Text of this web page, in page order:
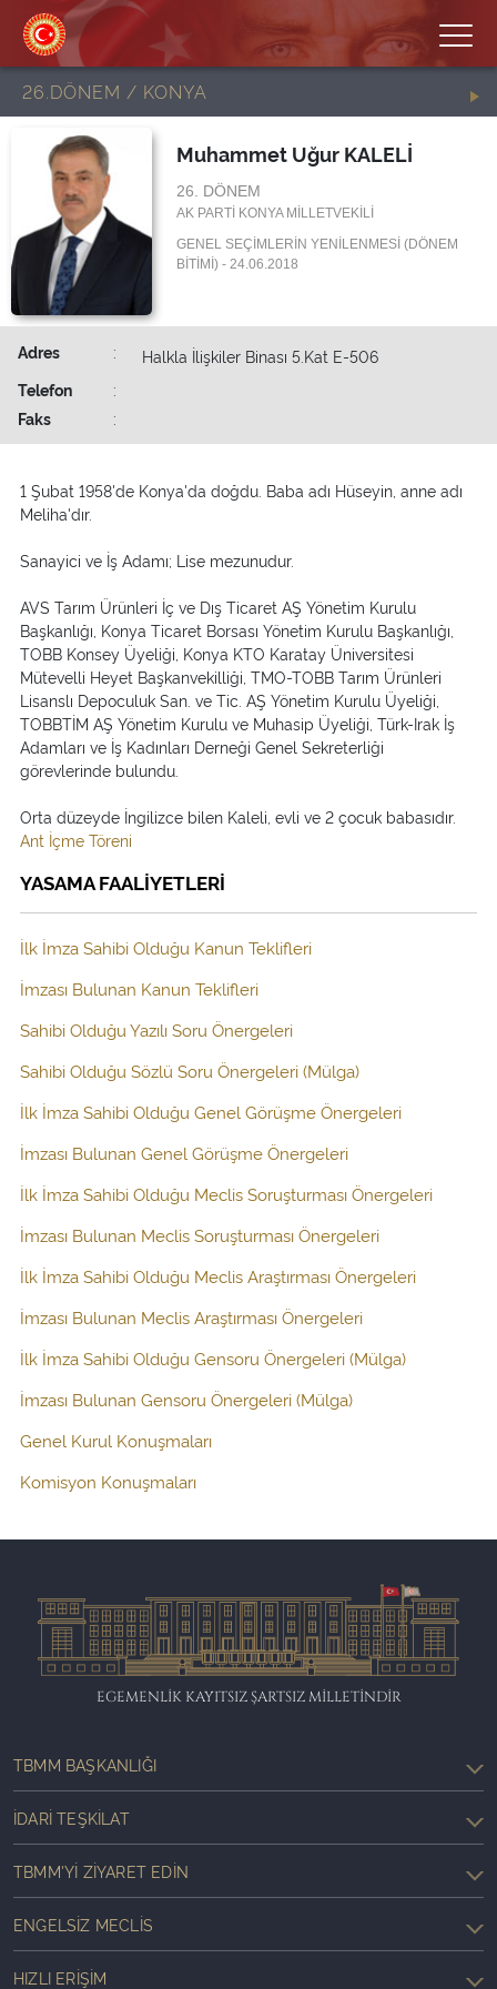
26.DÖNEM / KONYA
Muhammet Uğur KALELİ
26. DÖNEM
AK PARTİ KONYA MİLLETVEKİLİ
GENEL SEÇİMLERİN YENİLENMESİ (DÖNEM
BİTİMİ) - 24.06.2018
Adres :
Halkla İlişkiler Binası 5.Kat E-506
Telefon
:
Faks
:
1 Şubat 1958'de Konya'da doğdu. Baba adı Hüseyin, anne adı
Meliha'dır.
Sanayici ve İş Adamı; Lise mezunudur.
AVS Tarım Ürünleri İç ve Dış Ticaret AŞ Yönetim Kurulu
Başkanlığı, Konya Ticaret Borsası Yönetim Kurulu Başkanlığı,
TOBB Konsey Üyeliği, Konya KTO Karatay Üniversitesi
Mütevelli Heyet Başkanvekilliği, TMO-TOBB Tarım Ürünleri
Lisanslı Depoculuk San. ve Tic. AŞ Yönetim Kurulu Üyeliği,
TOBBTİM AŞ Yönetim Kurulu ve Muhasip Üyeliği, Türk-Irak İş
Adamları ve İş Kadınları Derneği Genel Sekreterliği
görevlerinde bulundu.
Orta düzeyde İngilizce bilen Kaleli, evli ve 2 çocuk babasıdır.
Ant İçme Töreni
YASAMA FAALİYETLERİ
İlk İmza Sahibi Olduğu Kanun Teklifleri
İmzası Bulunan Kanun Teklifleri
Sahibi Olduğu Yazılı Soru Önergeleri
Sahibi Olduğu Sözlü Soru Önergeleri (Mülga)
İlk İmza Sahibi Olduğu Genel Görüşme Önergeleri
İmzası Bulunan Genel Görüşme Önergeleri
İlk İmza Sahibi Olduğu Meclis Soruşturması Önergeleri
İmzası Bulunan Meclis Soruşturması Önergeleri
İlk İmza Sahibi Olduğu Meclis Araştırması Önergeleri
İmzası Bulunan Meclis Araştırması Önergeleri
İlk İmza Sahibi Olduğu Gensoru Önergeleri (Mülga)
İmzası Bulunan Gensoru Önergeleri (Mülga)
Genel Kurul Konuşmaları
Komisyon Konuşmaları
EGEMENLİK KAYITSIZ ŞARTSIZ MİLLETİNDİR
TBMM BAŞKANLIĞI
İDARI TEŞKILAT
TBMM'YI ZIYARET EDIN
ENGELSIZ MECLIS
HIZLI ERIŞIM